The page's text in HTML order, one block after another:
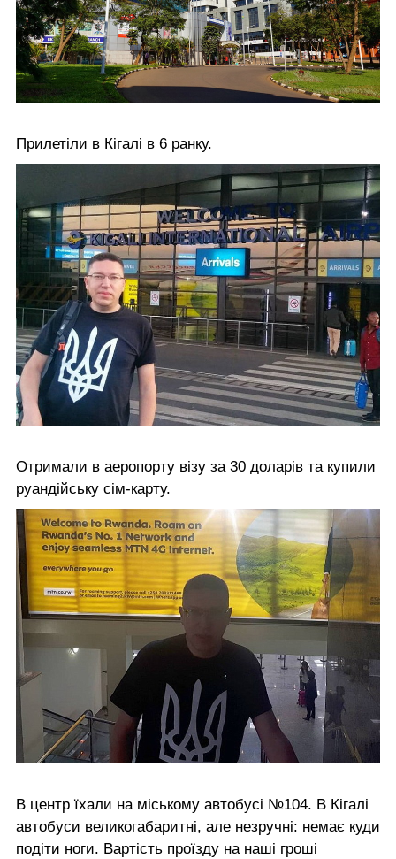
Прилетіли в Кігалі в 6 ранку.
Отримали в аеропорту візу за 30 доларів та купили
руандійську сім-карту.
В центр їхали на міському автобусі №104. В Кігалі
автобуси великогабаритні, але незручні: немає куди
подіти ноги. Вартість проїзду на наші гроші